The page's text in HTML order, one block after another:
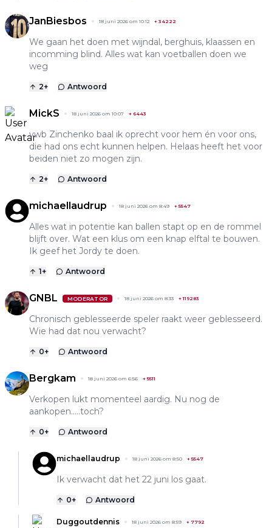
JanBiesbos 18 juni 2026 om 10:12 + 34222
We gaan het doen met wijndal, berghuis, klaassen en
incomming blind. Alles wat kan voetballen doen we
weg
2+ Antwoord
MickS 18 juni 2026 om 10:07 + 6443
vwb Zinchenko baal ik oprecht voor hem én voor ons,
die had ons echt kunnen helpen. Helaas heeft het voor
beiden niet zo mogen zijn.
2+ Antwoord
michaellaudrup 18 juni 2026 om 8:49 +5547
Alles wat in potentie kan ballen stapt op en de rommel
blijft over. Wat een klus om een knap elftal te bouwen.
Ik geef het Jordy te doen.
1+ Antwoord
GNBL MODERATOR 18 juni 2026 om 8:33 +119283
Chronisch geblesseerde speler raakt weer geblesseerd.
Wie had dat nou verwacht?
0+ Antwoord
Bergkam 18 juni 2026 om 6:56 +5511
Verkopen lukt momenteel aardig. Nu nog de
aankopen.....toch?
0+ Antwoord
michaellaudrup 18 juni 2026 om 8:50 +5547
Ik verwacht dat het 22 juni los gaat.
0+ Antwoord
Duggoutdennis 18 juni 2026 om 8:59 + 7792